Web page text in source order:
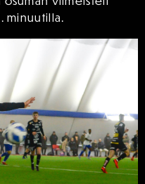
minuutilla.